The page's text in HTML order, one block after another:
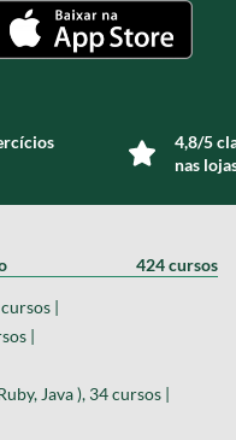
4,8/5
nas
424 cursos
|
|
Java ), 34 cursos |